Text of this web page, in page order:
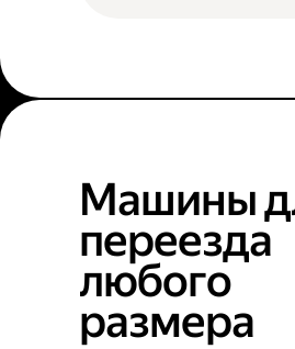
Машины
переезда
любого
размера